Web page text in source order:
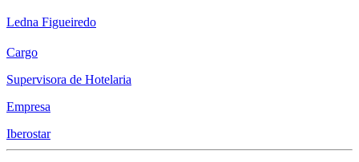
Ledna Figueiredo
Cargo
Supervisora de Hotelaria
Empresa
Iberostar